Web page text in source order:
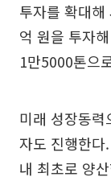
투자를 확대
억 원을 투자
1만5000톤으
미래 성장동
자도 진행한다
내 최초로 양